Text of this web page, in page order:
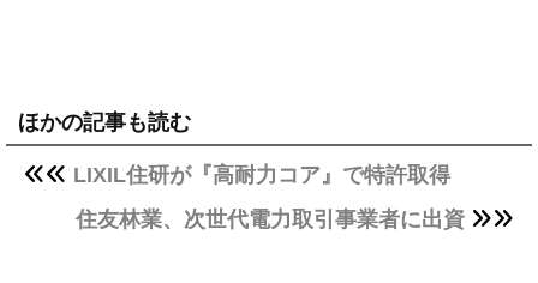
ほかの記事も読む
LIXIL住研が『高耐力コア』で特許取得
住友林業、次世代電力取引事業者に出資